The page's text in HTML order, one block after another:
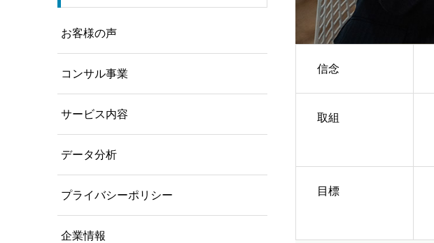
信念
取組
目標
お客様の声
コンサル事業
サービス内容
データ分析
プライバシーポリシー
企業情報